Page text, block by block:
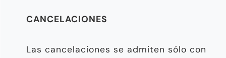
CANCELACIONES
Las cancelaciones se admiten sólo con